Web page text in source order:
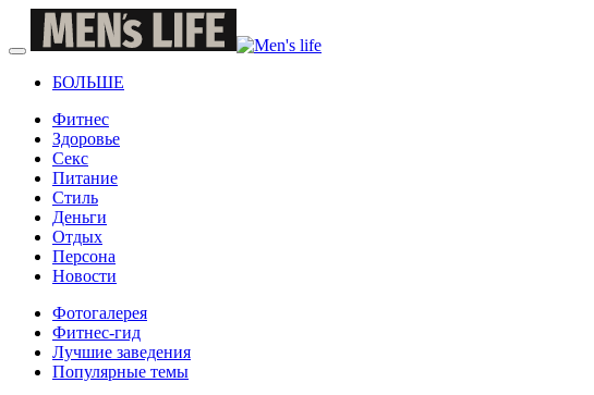
БОЛЬШЕ
Фитнес
Здоровье
Секс
Питание
Стиль
Деньги
Отдых
Персона
Новости
Фотогалерея
Фитнес-гид
Лучшие заведения
Популярные темы